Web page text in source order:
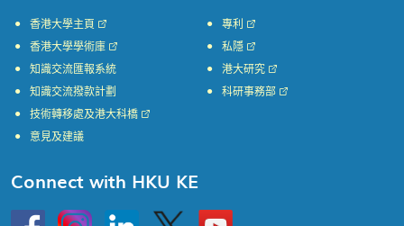
香港大學主頁
香港大學學術庫
知識交流匯報系統
知識交流撥款計劃
專利
私隱
港大研究
科研事務部
技術轉移處及港大科橋
意見及建議
Connect with HKU KE
InstagramLinkedin Twitter
Go